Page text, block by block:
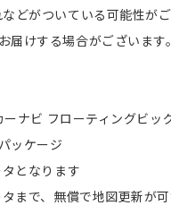
どがついている可能性が
届けする場合がございます。
ナビ フローティングビッ
ッケージ
となります
まで、無償で地図更新が